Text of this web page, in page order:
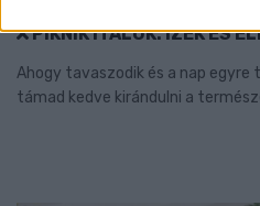
PIKNIK ITALOK: ÍZEK ÉS
Ahogy tavaszodik és a nap egyre
támad kedve kirándulni a